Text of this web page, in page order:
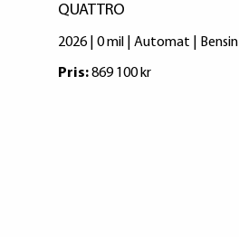
QUATTRO
2026 | 0 mil | Automat | Bensin
Pris:869 100 kr